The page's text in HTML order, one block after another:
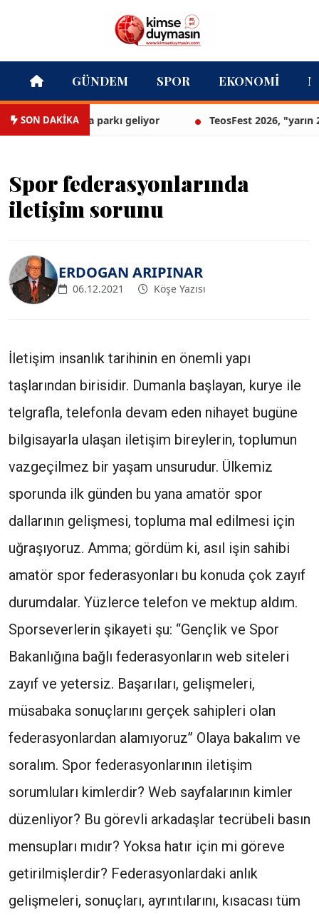
GÜNDEM SPOR EKONOMI
SON DAKİKA
ilk lavanta parkı geliyor TeosFest 2026, "yarın
Spor federasyonlarında
iletişim sorunu
ERDOGAN ARIPINAR
06.12.2021 Köşe Yazısı
İletişim insanlık tarihinin en önemli yapı
taşlarından birisidir. Dumanla başlayan, kurye ile
telgrafla, telefonla devam eden nihayet bugüne
bilgisayarla ulaşan iletişim bireylerin, toplumun
vazgeçilmez bir yaşam unsurudur. Ülkemiz
sporunda ilk günden bu yana amatör spor
dallarının gelişmesi, topluma mal edilmesi için
uğraşıyoruz. Amma; gördüm ki, asıl işin sahibi
amatör spor federasyonları bu konuda çok zayıf
durumdalar. Yüzlerce telefon ve mektup aldım.
Sporseverlerin şikayeti şu: “Gençlik ve Spor
Bakanlığına bağlı federasyonların web siteleri
zayıf ve yetersiz. Başarıları, gelişmeleri,
müsabaka sonuçlarını gerçek sahipleri olan
federasyonlardan alamıyoruz’’ Olaya bakalım ve
soralım. Spor federasyonlarının iletişim
sorumluları kimlerdir? Web sayfalarının kimler
düzenliyor? Bu görevli arkadaşlar tecrübeli basın
mensupları mıdır? Yoksa hatır için mi göreve
getirilmişlerdir? Federasyonlardaki anlık
gelişmeleri, sonuçları, ayrıntılarını, kısacası tüm